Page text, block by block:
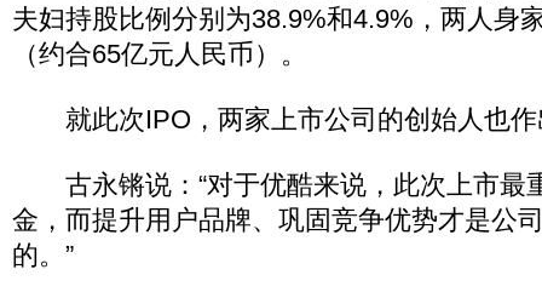
夫妇持股比例分别为38.9%和4.9%，两人身
（约合65亿元人民币）。
就此次IPO，两家上市公司的创始人也作
古永锵说：“对于优酷来说，此次上市最
金，而提升用户品牌、巩固竞争优势才是公
的。”